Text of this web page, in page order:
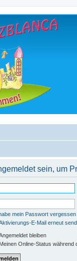
sein, um
mein Passwort vergessen
E-Mail erneut
bleiben
Meinen Online-Status während